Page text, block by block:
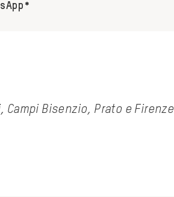
Campi Bisenzio, Prato e Firenze